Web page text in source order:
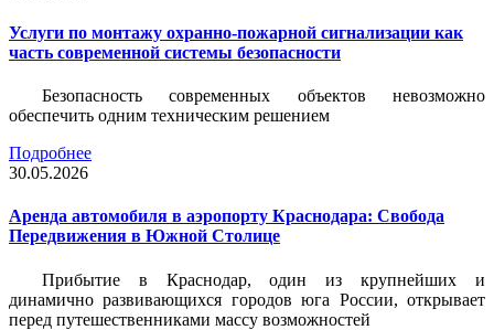
Услуги по монтажу охранно-пожарной сигнализации как
часть современной системы безопасности
Безопасность современных объектов невозможно
обеспечить одним техническим решением
Подробнее
30.05.2026
Аренда автомобиля в аэропорту Краснодара: Свобода
Передвижения в Южной Столице
Прибытие в Краснодар, один из крупнейших и
динамично развивающихся городов юга России, открывает
перед путешественниками массу возможностей